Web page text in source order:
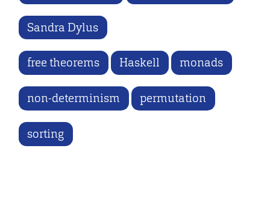
Sandra Dylus
free theorems Haskell monads
non-determinism permutation
sorting